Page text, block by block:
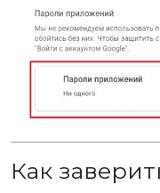
Как